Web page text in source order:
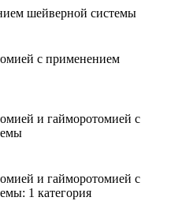
шейверной системы
с применением
и гайморотомией с
и гайморотомией с
1 категория